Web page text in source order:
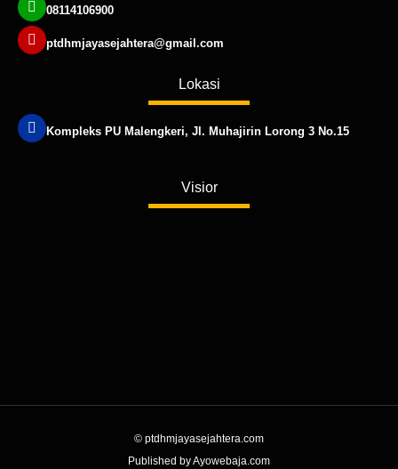
08114106900
ptdhmjayasejahtera@gmail.com
Lokasi
Kompleks PU Malengkeri, Jl. Muhajirin Lorong 3 No.15
Visior
© ptdhmjayasejahtera.com
Published by Ayowebaja.com